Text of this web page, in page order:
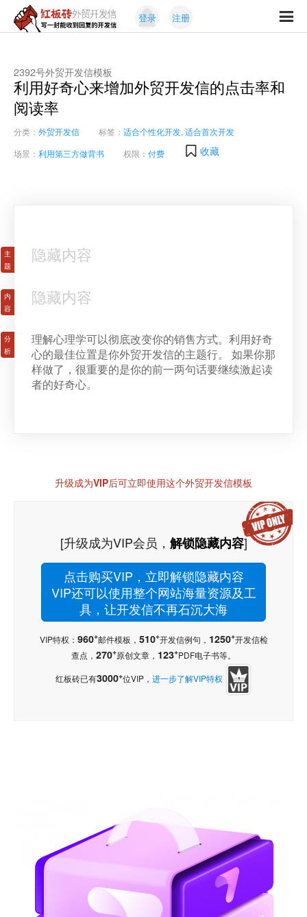
红
砖
外
贸
开
发
信
封
能
收
到
回
复
登录 注册
2392号外贸开发信模板
利用好奇心来增加外贸开发信的点击率和
阅读率
分类： 外贸开发信 标签： 适合个性化开发 适合首次开发
场景： 利用第三方做背书 权限： 付费 收藏
隐藏内容
隐藏内容
理解心理学可以彻底改变你的销售方式。利用好奇
心的最佳位置是你外贸开发信的主题行。 如果你那
样做了，很重要的是你的前一两句话要继续激起读
者的好奇心。
升级成为VIP后可立即使用这个外贸开发信模板
[升级成为VIP会员， 解锁隐藏内容]
点击购买VIP，立即解锁隐藏内容
VIP还可以使用整个网站海量资源及工
具，让开发信不再石沉大海
VIP特权： 960+邮件模板， 510+开发信例句， 1250+开发信检
查点， 270+原创文章， 123+PDF电子书等。
红板砖已有3000+位VIP， 进一步了解VIP特权